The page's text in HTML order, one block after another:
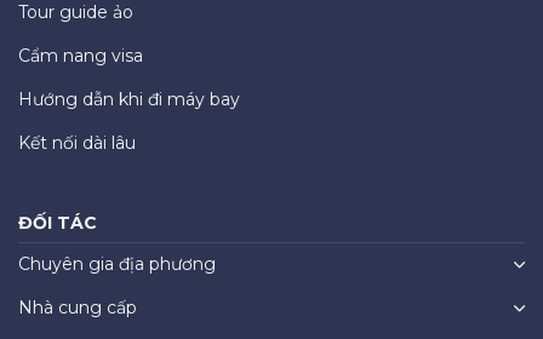
Tour guide ảo
Cẩm nang visa
Hướng dẫn khi đi máy bay
Kết nối dài lâu
ĐỐI TÁC
Chuyên gia địa phương
Nhà cung cấp